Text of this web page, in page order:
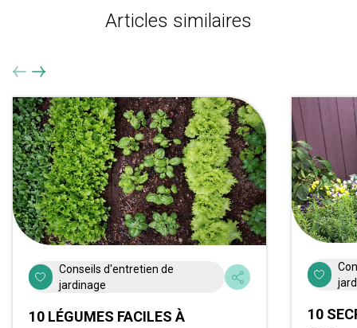
Articles similaires
Conseils d'entretien de
jardinage
10 LÉGUMES FACILES À
10